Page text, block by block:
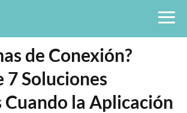
de Conexión?
7 Soluciones
Cuando la Aplicación